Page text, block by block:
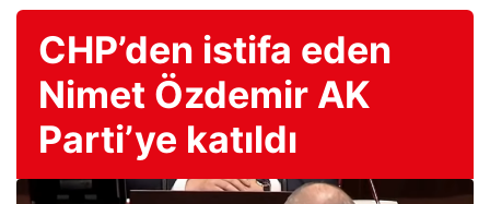
CHP’den istifa eden
Nimet Özdemir AK
Parti’ye katıldı